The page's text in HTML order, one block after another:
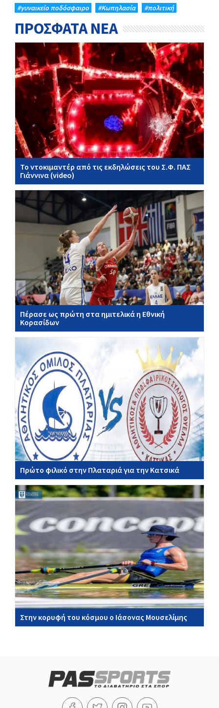
#γυναικείο ποδόσφαιρο
#Κωπηλασία #πολιτική
ΠΡΟΣΦΑΤΑ ΝΕΑ
Το ντοκιμαντέρ από τις εκδηλώσεις του Σ.Φ. ΠΑΣ
Γιάννινα (video)
Πέρασε ως πρώτη στα ημιτελικά η Εθνική
Κορασίδων
Πρώτο φιλικό στην Πλαταριά για την Κατσικά
Στην κορυφή του κόσμου ο Ιάσονας Μουσελίμης